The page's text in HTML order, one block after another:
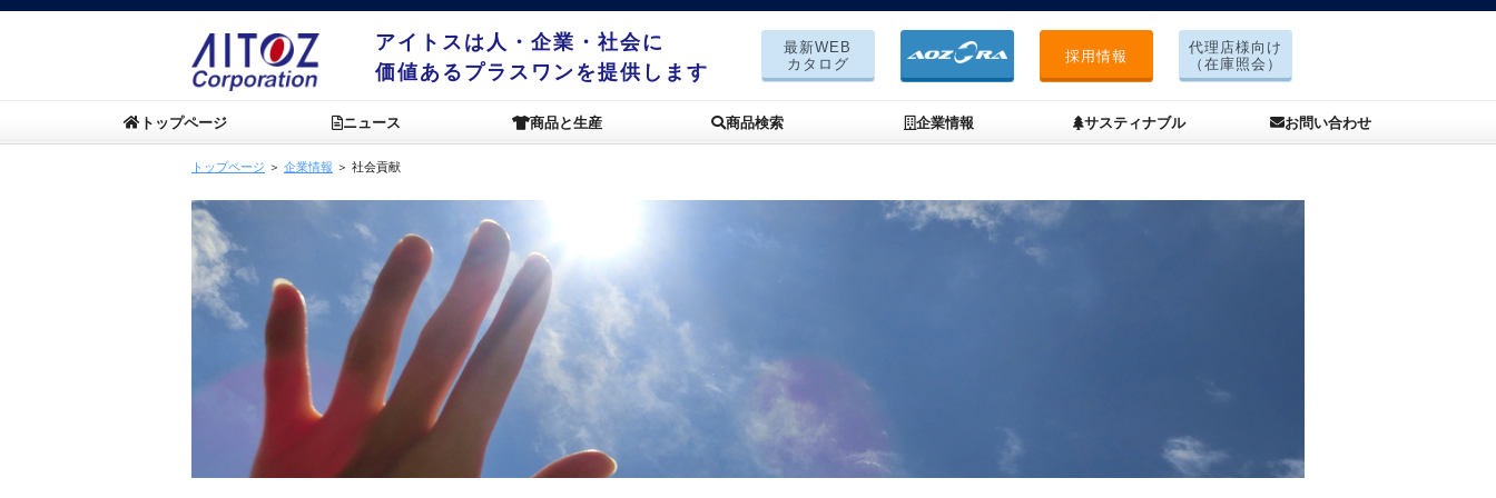
アイトスは人・企業・社会に
価値あるプラスワンを提供します
最新WEB
カタログ
採用情報
代理店様向け
（在庫照会）
トップページ ニュース 商品と生産 商品検索 企業情報 サスティナブル お問い合わせ
トップページ ＞ 企業情報 ＞ 社会貢献